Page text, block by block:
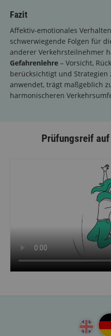
Fazit
Affektiv-emotionales
schwerwiegende Folgen für
anderer Verkehrsteilnehmer
Gefahrenlehre – Vorsicht,
berücksichtigt und Strategien
anwendet, trägt maßgeblich
harmonischeren
Prüfungsreif